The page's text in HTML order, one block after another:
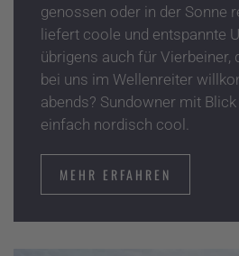
genossen oder in der Sonne
liefert coole und entspannte
übrigens auch für Vierbeiner,
bei uns im Wellenreiter
abends? Sundowner mit
einfach nordisch cool.
MEHR ERFAHREN